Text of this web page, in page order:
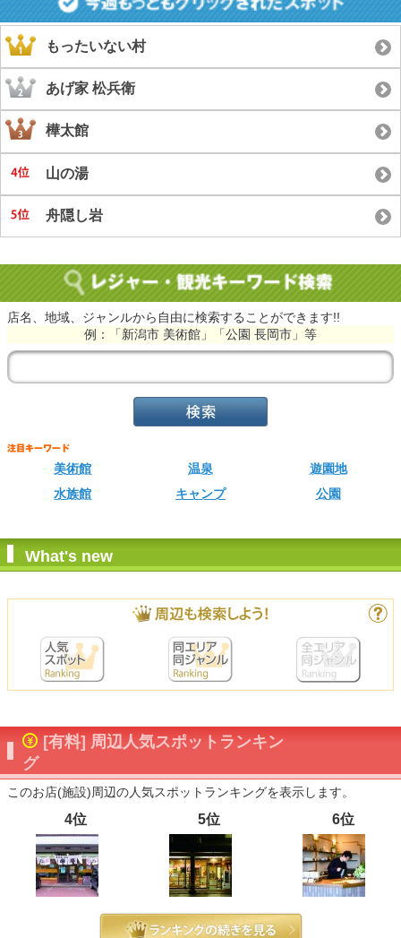
もったいない村
あげ家 松兵衛
樺太館
山の湯
舟隠し岩
店名、地域、ジャンルから自由に検索することができます!!
例：「新潟市 美術館」「公園 長岡市」等
美術館 温泉
遊園地
水族館
キャンプ 公園
What's new
[有料] 周辺人気スポットランキン
グ
このお店(施設)周辺の人気スポットランキングを表示します。
4位 5位 6位